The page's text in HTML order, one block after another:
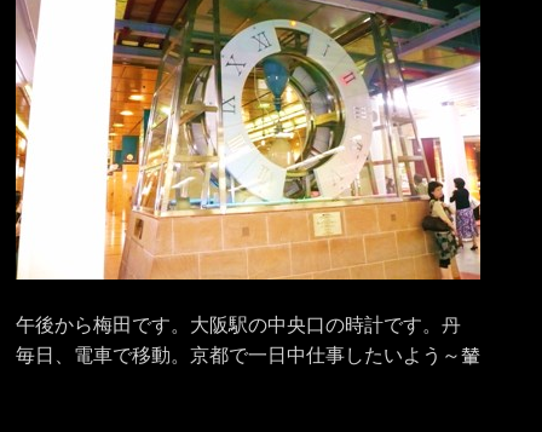
午後から梅田です。大阪駅の中央口の時計です。丹
毎日、電車で移動。京都で一日中仕事したいよう～輦